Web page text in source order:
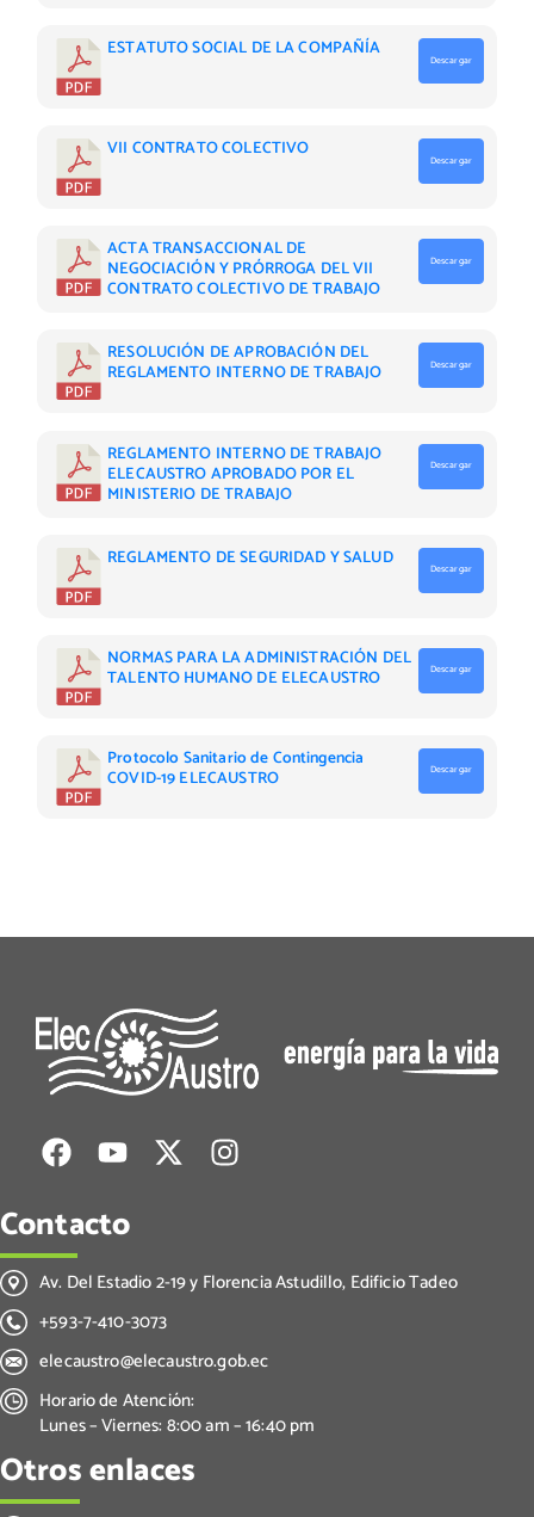
ESTATUTO SOCIAL DE LA COMPAÑÍA Descargar
VII CONTRATO COLECTIVO Descargar
ACTA TRANSACCIONAL DE
NEGOCIACIÓN Y PRÓRROGA DEL VII
CONTRATO COLECTIVO DE TRABAJO
Descargar
RESOLUCIÓN DE APROBACIÓN DEL
REGLAMENTO INTERNO DE TRABAJO Descargar
REGLAMENTO INTERNO DE TRABAJO
ELECAUSTRO APROBADO POR EL
MINISTERIO DE TRABAJO
Descargar
REGLAMENTO DE SEGURIDAD Y SALUD Descargar
NORMAS PARA LA ADMINISTRACIÓN DEL
TALENTO HUMANO DE ELECAUSTRO Descargar
Protocolo Sanitario de Contingencia
COVID-19 ELECAUSTRO Descargar
Contacto
Av. Del Estadio 2-19 y Florencia Astudillo, Edificio Tadeo
+593-7-410-3073
elecaustro@elecaustro.gob.ec
Horario de Atención:
Lunes – Viernes: 8:00 am – 16:40 pm
Otros enlaces